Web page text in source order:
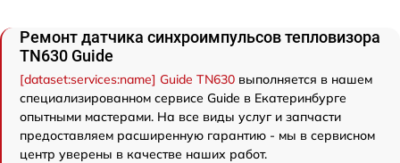
Ремонт датчика синхроимпульсов тепловизора
TN630 Guide
[dataset:services:name] Guide TN630 выполняется в нашем
специализированном сервисе Guide в Екатеринбурге
опытными мастерами. На все виды услуг и запчасти
предоставляем расширенную гарантию - мы в сервисном
центр уверены в качестве наших работ.